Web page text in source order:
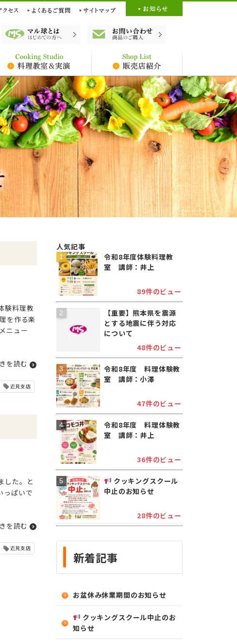
験料理教
を作る楽
ニュー
を読む
近見支店
した。と
っぱいで
を読む
近見支店
人気記事
令和8年度体験料理教
室 講師：井上
89件のビュー
【重要】熊本県を震源
とする地震に伴う対応
について
48件のビュー
令和8年度 料理体験教
室 講師：小澤
47件のビュー
令和8年度 料理体験教
室 講師：井上
36件のビュー
クッキングスクール
中止のお知らせ
28件のビュー
新着記事
お盆休み休業期間のお知らせ
クッキングスクール中止のお
知らせ